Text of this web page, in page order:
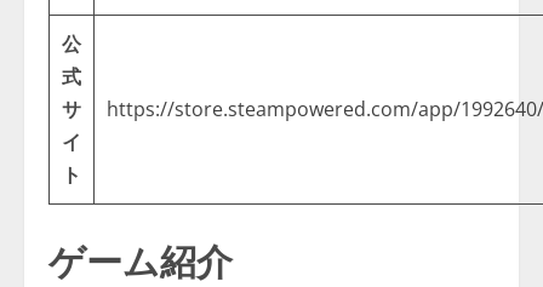
公
式
サ
イ
ト
https://store.steampowered.com/app/1992640/
ゲーム紹介